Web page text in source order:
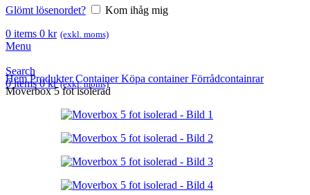
Glömt lösenordet?
Kom ihåg mig
0 items 0 kr (exkl. moms)
Menu
Search
0items 0kr (exkl. moms)
HemProdukterContainerKöpa containerFörrådcontainrar
Moverbox 5 fot isolerad